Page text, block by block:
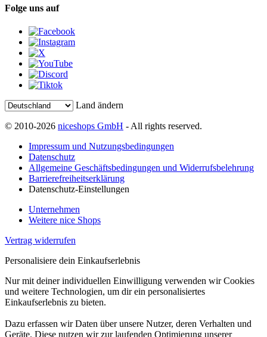
Folge uns auf
Land ändern
© 2010-2026 niceshops GmbH - All rights reserved.
Impressum und Nutzungsbedingungen
Datenschutz
Allgemeine Geschäftsbedingungen und Widerrufsbelehrung
Barrierefreiheitserklärung
Datenschutz-Einstellungen
Unternehmen
Weitere nice Shops
Vertrag widerrufen
Personalisiere dein Einkaufserlebnis
Nur mit deiner individuellen Einwilligung verwenden wir Cookies
und weitere Technologien, um dir ein personalisiertes
Einkaufserlebnis zu bieten.
Dazu erfassen wir Daten über unsere Nutzer, deren Verhalten und
Geräte. Diese nutzen wir zur laufenden Optimierung unserer